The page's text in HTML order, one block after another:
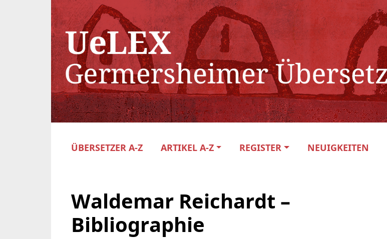
ÜBERSETZER A-Z ARTIKEL A-Z REGISTER NEUIGKEITEN
Waldemar Reichardt –
Bibliographie